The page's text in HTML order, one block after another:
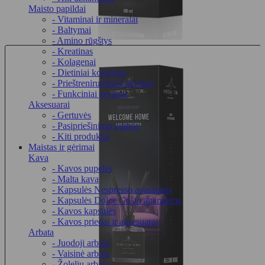
Maisto papildai
- Vitaminai ir mineralai
- Baltymai
- Amino rūgštys
- Kreatinas
- Kolagenai
- Dietiniai kokteiliai
- Prieštreniruotiniai gėrimai
- Funkciniai gėrimai
Aksesuarai
- Gertuvės
- Pasipriešinimo gumos
- Kiti produktai
Maistas ir gėrimai
Kava
- Kavos pupelės
- Malta kava
- Kapsulės Nespresso aparatams
- Kapsulės Dolce Gusto aparatams
- Kavos kapsulės
- Kavos priedai ir aksesuarai
Arbata
- Juodoji arbata
- Vaisinė arbata